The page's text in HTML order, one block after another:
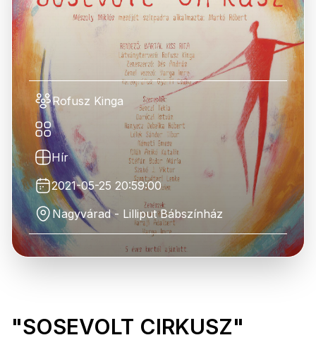
Rofusz Kinga
Hír
2021-05-25 20:59:00
Nagyvárad - Lilliput Bábszínház
"SOSEVOLT CIRKUSZ"